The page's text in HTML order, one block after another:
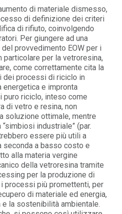
di materiale dismesso,
di definizione dei criteri
di rifiuto, coinvolgendo
Per giungere ad una
provvedimento EOW per i
per la vetroresina,
come correttamente cita la
dei processi di riciclo in
e impronta
puro riciclo, inteso come
di vetro e resina, non
soluzione ottimale, mentre
industriale” (par.
essere più utili a
seconda a basso costo e
alla materia vergine
della vetroresina tramite
per la produzione di
processi più promettenti, per
di materiale ed energia,
e la sostenibilità ambientale.